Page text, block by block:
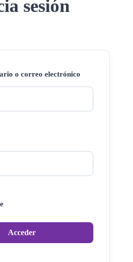
sesión
o correo electrónico